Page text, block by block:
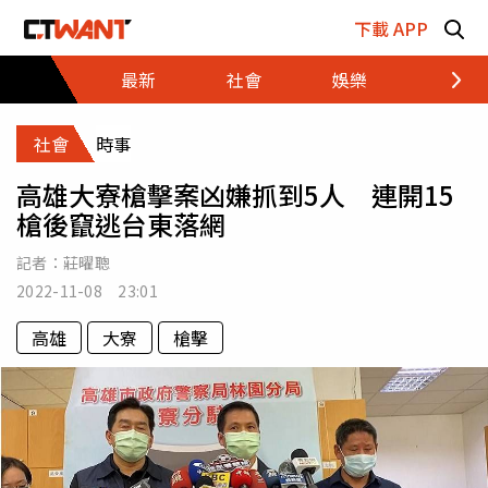
下載 APP
最新
社會 娛樂 財經
社會 時事
高雄大寮槍擊案凶嫌抓到5人 連開15
槍後竄逃台東落網
記者： 莊曜聰
2022-11-08 23:01
高雄 大寮 槍擊